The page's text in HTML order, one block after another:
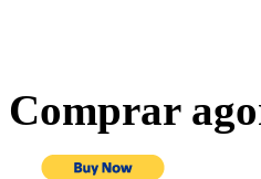
Comprar